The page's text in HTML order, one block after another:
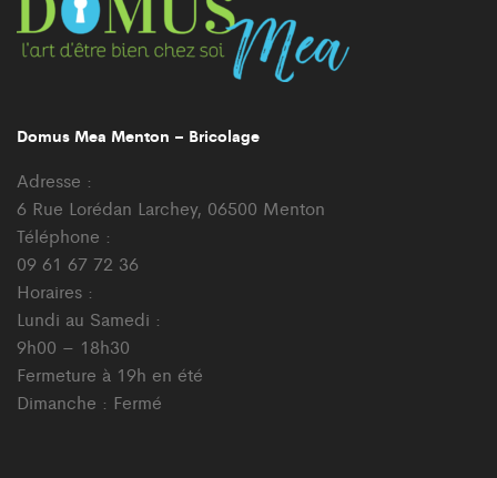
Domus Mea Menton – Bricolage
Adresse :
6 Rue Lorédan Larchey, 06500 Menton
Téléphone :
09 61 67 72 36
Horaires :
Lundi au Samedi :
9h00 – 18h30
Fermeture à 19h en été
Dimanche : Fermé